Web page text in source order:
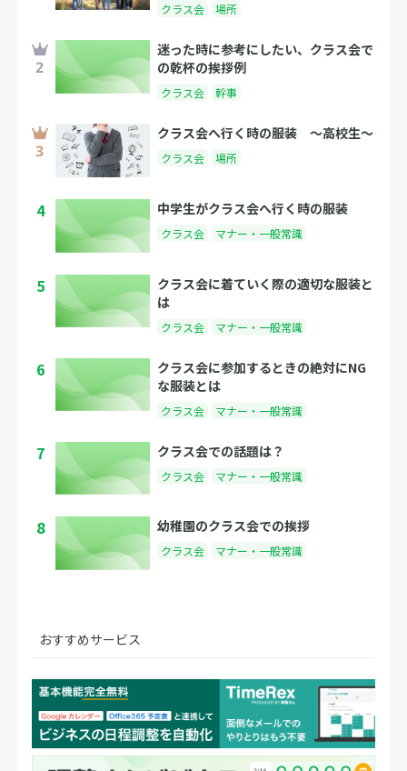
クラス会 場所
迷った時に参考にしたい、クラス会で
の乾杯の挨拶例
クラス会 幹事
クラス会へ行く時の服装 〜高校生〜
クラス会 場所
4 中学生がクラス会へ行く時の服装
クラス会 マナー・一般常識
5
クラス会に着ていく際の適切な服装と
は
クラス会 マナー・一般常識
6
クラス会に参加するときの絶対にNG
な服装とは
クラス会 マナー・一般常識
7 クラス会での話題は？
クラス会 マナー・一般常識
8 幼稚園のクラス会での挨拶
クラス会 マナー・一般常識
おすすめサービス